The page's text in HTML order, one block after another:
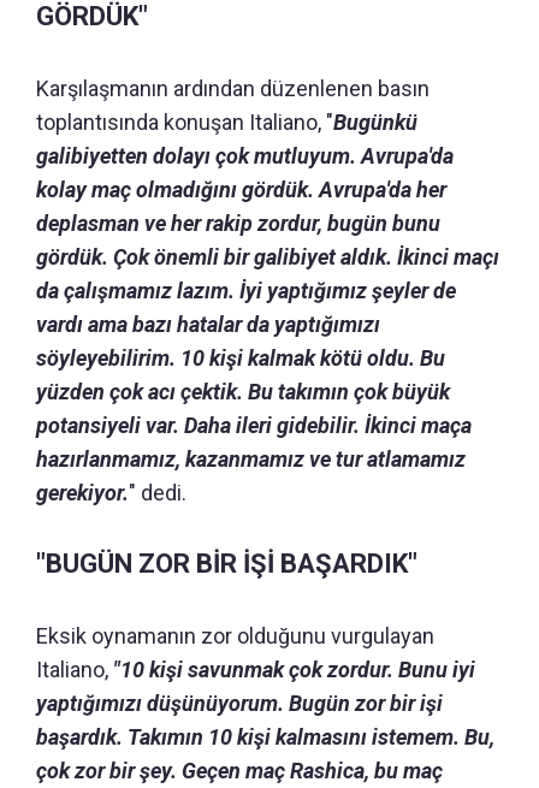
GÖRDÜK"
Karşılaşmanın ardından düzenlenen basın
toplantısında konuşan Italiano, "Bugünkü
galibiyetten dolayı çok mutluyum. Avrupa'da
kolay maç olmadığını gördük. Avrupa'da her
deplasman ve her rakip zordur, bugün bunu
gördük. Çok önemli bir galibiyet aldık. İkinci maçı
da çalışmamız lazım. İyi yaptığımız şeyler de
vardı ama bazı hatalar da yaptığımızı
söyleyebilirim. 10 kişi kalmak kötü oldu. Bu
yüzden çok acı çektik. Bu takımın çok büyük
potansiyeli var. Daha ileri gidebilir. İkinci maça
hazırlanmamız, kazanmamız ve tur atlamamız
gerekiyor." dedi.
"BUGÜN ZOR BİR İŞİ BAŞARDIK"
Eksik oynamanın zor olduğunu vurgulayan
Italiano, "10 kişi savunmak çok zordur. Bunu iyi
yaptığımızı düşünüyorum. Bugün zor bir işi
başardık. Takımın 10 kişi kalmasını istemem. Bu,
çok zor bir şey. Geçen maç Rashica, bu maç